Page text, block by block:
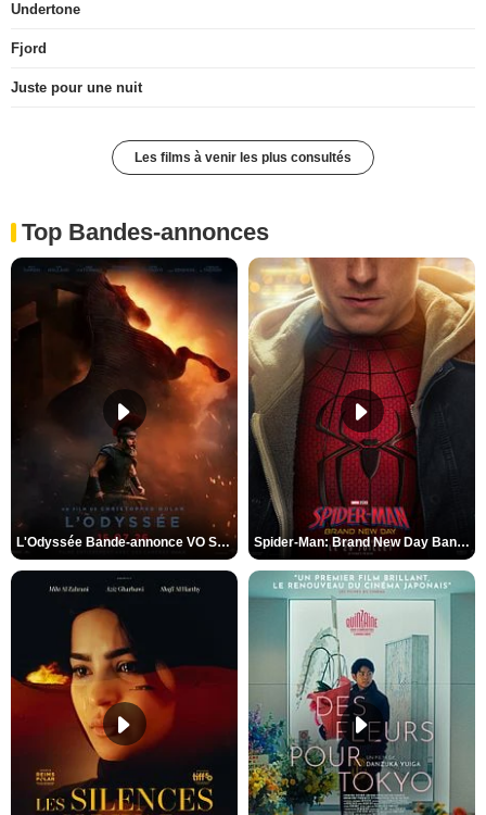
Undertone
Fjord
Juste pour une nuit
Les films à venir les plus consultés
Top Bandes-annonces
L'Odyssée Bande-annonce VO STFR Spider-Man: Brand New Day Bande-annonce VO STFR